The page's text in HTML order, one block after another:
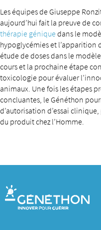
Les équipes de Giuseppe
aujourd’hui fait la preuve de
thérapie génique dans le
hypoglycémies et l’apparition
étude de doses dans le
cours et la prochaine étape
toxicologie pour évaluer
animaux. Une fois les étapes
concluantes, le Généthon
d’autorisation d’essai
du produit chez l’Homme.